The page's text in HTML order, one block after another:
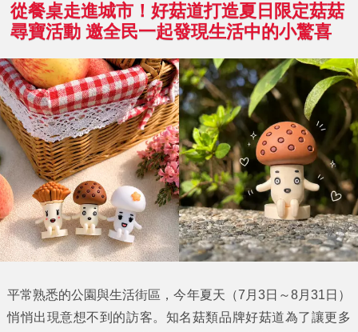
從餐桌走進城市！好菇道打造夏日限定菇菇
尋寶活動 邀全民一起發現生活中的小驚喜
平常熟悉的公園與生活街區，今年夏天（7月3日～8月31日）
悄悄出現意想不到的訪客。知名菇類品牌好菇道為了讓更多